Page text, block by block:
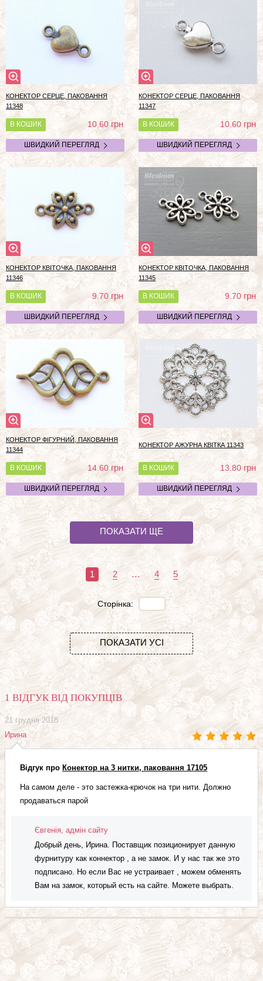
КОНЕКТОР СЕРЦЕ, ПАКОВАННЯ
11348
В КОШИК 10.60грн
ШВИДКИЙ ПЕРЕГЛЯД
КОНЕКТОР СЕРЦЕ, ПАКОВАННЯ
11347
В КОШИК 10.60грн
ШВИДКИЙ ПЕРЕГЛЯД
КОНЕКТОР КВІТОЧКА, ПАКОВАННЯ
11346
В КОШИК 9.70грн
ШВИДКИЙ ПЕРЕГЛЯД
КОНЕКТОР КВІТОЧКА, ПАКОВАННЯ
11345
В КОШИК 9.70грн
ШВИДКИЙ ПЕРЕГЛЯД
КОНЕКТОР ФІГУРНИЙ, ПАКОВАННЯ
11344
В КОШИК 14.60грн
ШВИДКИЙ ПЕРЕГЛЯД
КОНЕКТОР АЖУРНА КВІТКА 11343
В КОШИК 13.80грн
ШВИДКИЙ ПЕРЕГЛЯД
ПОКАЗАТИ ЩЕ
1 2 ... 4 5
Сторінка:
ПОКАЗАТИ УСІ
1 ВІДГУК ВІД ПОКУПЦІВ
21 грудня 2018
Ирина
Відгук про Конектор на 3 нитки, паковання 17105
На самом деле - это застежка-крючок на три нити. Должно
продаваться парой
Євгенія, адмін сайту
Добрый день, Ирина. Поставщик позиционирует данную
фурнитуру как коннектор , а не замок. И у нас так же это
подписано. Но если Вас не устраивает , можем обменять
Вам на замок, который есть на сайте. Можете выбрать.